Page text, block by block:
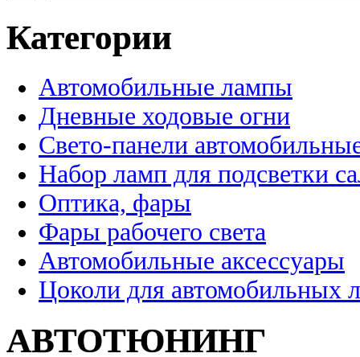
Категории
Автомобильные лампы
Дневные ходовые огни
Свето-панели
Набор ламп для подсветки
Оптика, фары
Фары рабочего света
Автомобильные аксессуары
Цоколи для автомобильных
АВТОТЮНИНГ